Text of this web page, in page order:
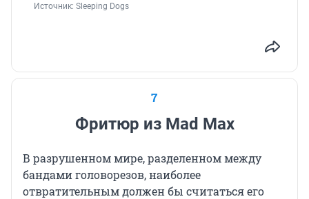
Источник: Sleeping Dogs
7
Фритюр из Mad Max
В разрушенном мире, разделенном между
бандами головорезов, наиболее
отвратительным должен бы считаться его